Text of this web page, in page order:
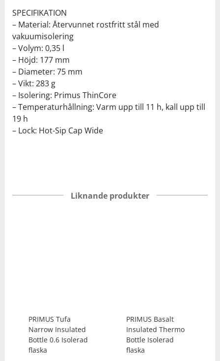
SPECIFIKATION
– Material: Återvunnet rostfritt stål med
vakuumisolering
– Volym: 0,35 l
– Höjd: 177 mm
– Diameter: 75 mm
– Vikt: 283 g
– Isolering: Primus ThinCore
– Temperaturhållning: Varm upp till 11 h, kall upp till
19 h
– Lock: Hot-Sip Cap Wide
Liknande produkter
PRIMUS Tufa
Narrow Insulated
Bottle 0.6 Isolerad
flaska
PRIMUS Basalt
Insulated Thermo
Bottle Isolerad
flaska